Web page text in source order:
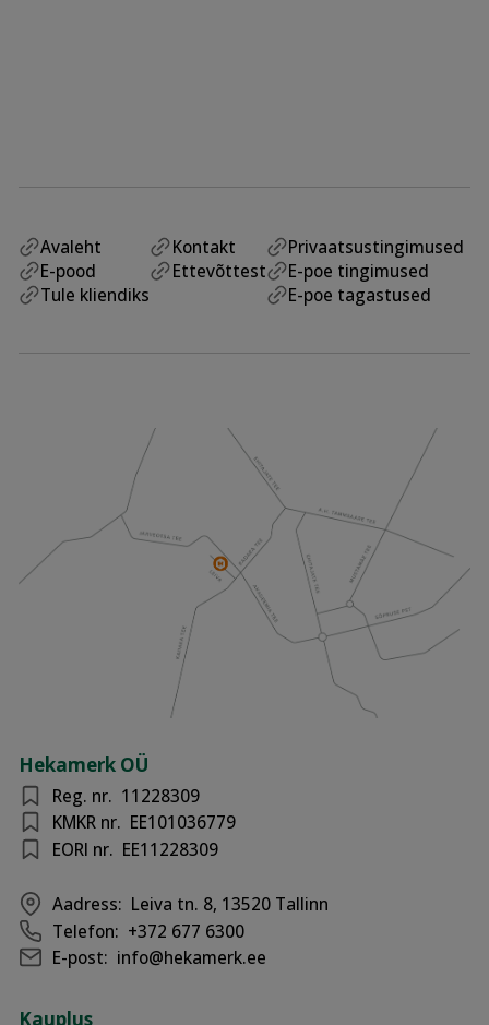
Avaleht
E-pood
Tule kliendiks
Kontakt
Ettevõttest
Privaatsustingimused
E-poe tingimused
E-poe tagastused
Hekamerk OÜ
Reg. nr. 11228309
KMKR nr. EE101036779
EORI nr. EE11228309
Aadress: Leiva tn. 8, 13520 Tallinn
Telefon: +372 677 6300
E-post: info@hekamerk.ee
Kauplus